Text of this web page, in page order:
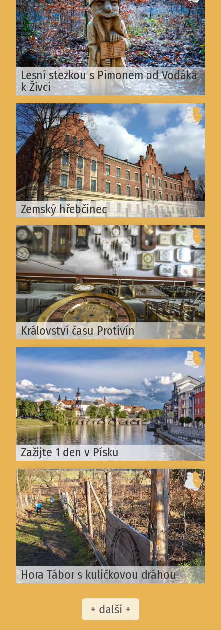
Lesní stezkou s Pimonem od Vodáka
k Živci
Zemský hřebčinec
Království času Protivín
Zažijte 1 den v Písku
Hora Tábor s kuličkovou dráhou
+ další +